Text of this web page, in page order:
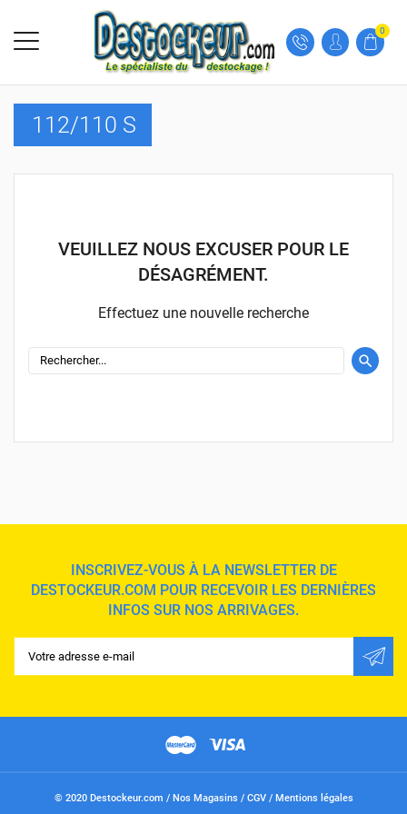
0
112/110 S
VEUILLEZ NOUS EXCUSER POUR LE
DÉSAGRÉMENT.
Effectuez une nouvelle recherche
INSCRIVEZ-VOUS À LA NEWSLETTER DE
DESTOCKEUR.COM POUR RECEVOIR LES DERNIÈRES
INFOS SUR NOS ARRIVAGES.
© 2020 Destockeur.com / Nos Magasins/ CGV/ Mentions légales